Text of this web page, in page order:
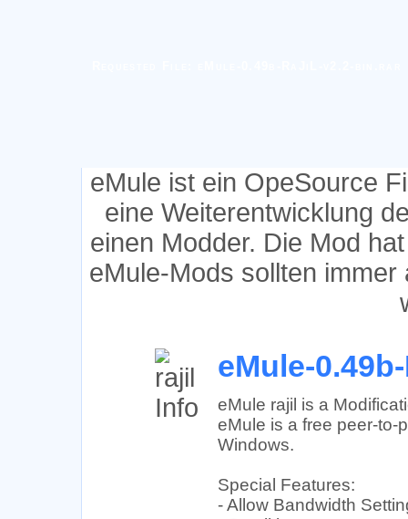
eMule ist ein OpeSource
eine Weiterentwicklung
einen Modder. Die Mod
eMule-Mods sollten
eMule-
eMule rajil is a
eMule is a free peer-to-
Windows.
Special Features:
- Allow Bandwidth